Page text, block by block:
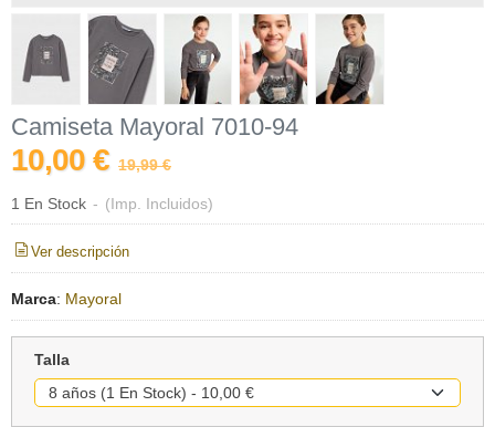
Camiseta Mayoral 7010-94
10,00 € 19,99 €
1 En Stock - (Imp. Incluidos)
Ver descripción
Marca: Mayoral
Talla